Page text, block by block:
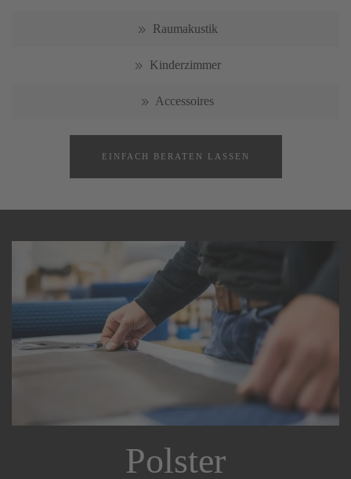
Raumakustik
Kinderzimmer
Accessoires
EINFACH BERATEN LASSEN
Polster